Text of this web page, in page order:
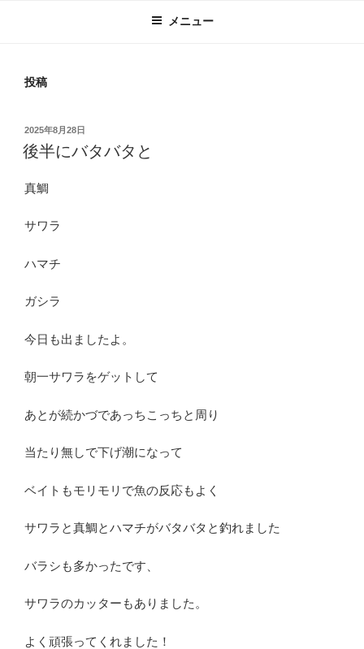
メニュー
投稿
投
稿
日:
2025年8月28日
後半にバタバタと
真鯛
サワラ
ハマチ
ガシラ
今日も出ましたよ。
朝一サワラをゲットして
あとが続かづであっちこっちと周り
当たり無しで下げ潮になって
ベイトもモリモリで魚の反応もよく
サワラと真鯛とハマチがバタバタと釣れました
バラシも多かったです、
サワラのカッターもありました。
よく頑張ってくれました！